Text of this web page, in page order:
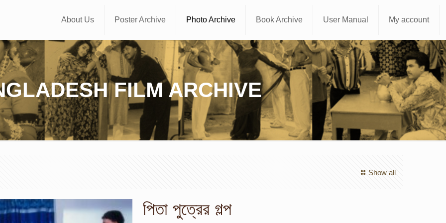
About Us Poster Archive Photo Archive Book Archive User Manual My account
FILM ARCHIVE
Show all
পিতা পুত্রের গল্প